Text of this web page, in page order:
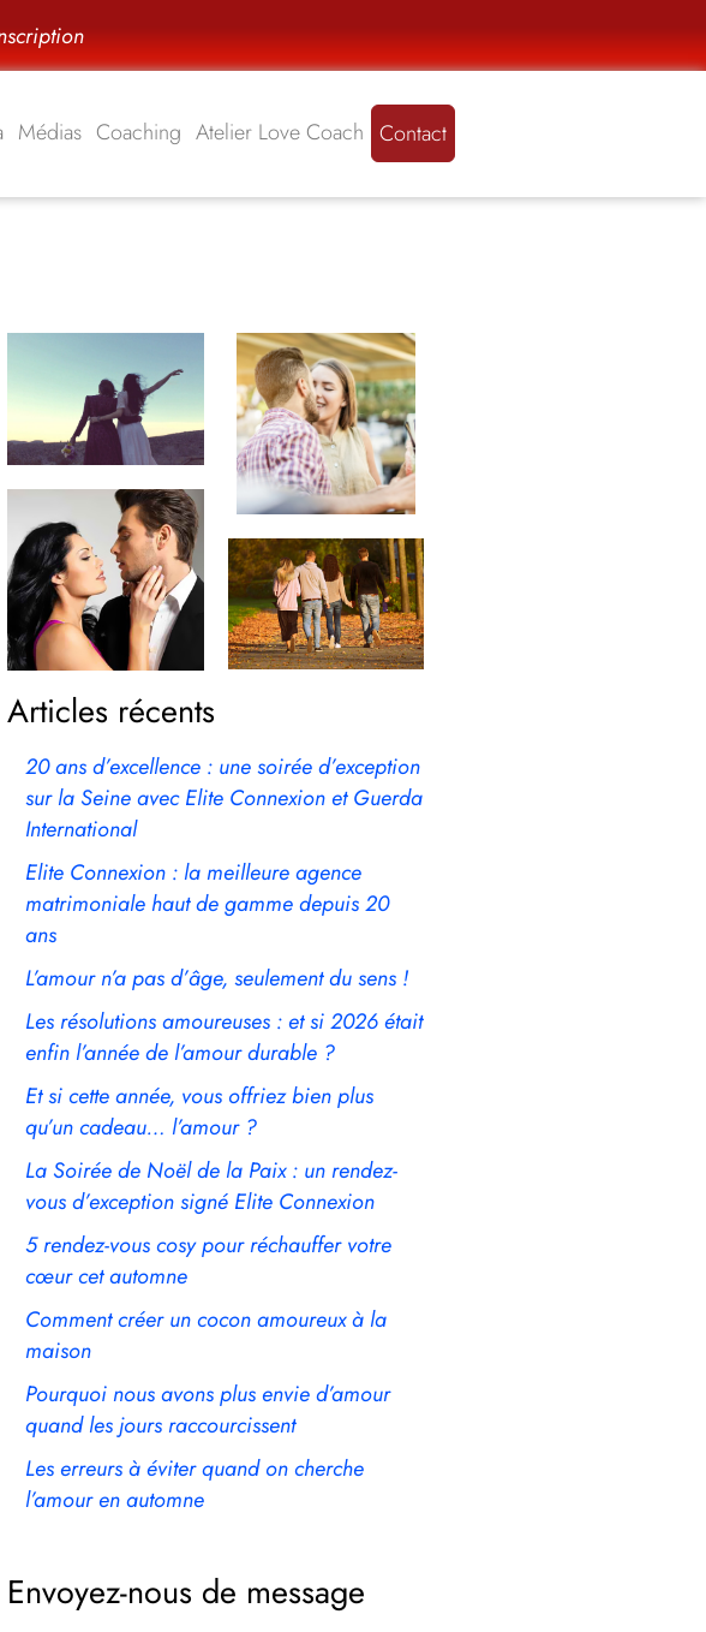
Médias Coaching Atelier Love Coach Contact
Articles récents
20 ans d’excellence : une soirée d’exception
sur la Seine avec Elite Connexion et Guerda
International
Elite Connexion : la meilleure agence
matrimoniale haut de gamme depuis 20
ans
L’amour n’a pas d’âge, seulement du sens !
Les résolutions amoureuses : et si 2026 était
enfin l’année de l’amour durable ?
Et si cette année, vous offriez bien plus
qu’un cadeau… l’amour ?
La Soirée de Noël de la Paix : un rendez-
vous d’exception signé Elite Connexion
5 rendez-vous cosy pour réchauffer votre
cœur cet automne
Comment créer un cocon amoureux à la
maison
Pourquoi nous avons plus envie d’amour
quand les jours raccourcissent
Les erreurs à éviter quand on cherche
l’amour en automne
Envoyez-nous de message